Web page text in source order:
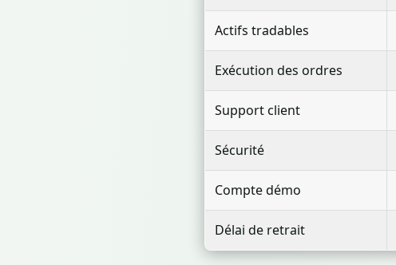
Actifs tradables
Exécution des ordres
Support client
Sécurité
Compte démo
Délai de retrait